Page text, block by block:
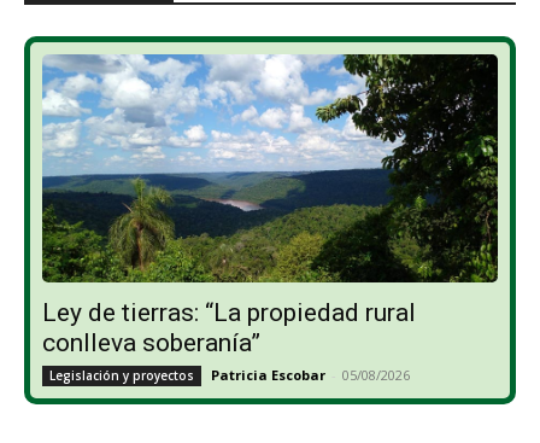
Ley de tierras: “La propiedad rural
conlleva soberanía”
Legislación y proyectos Patricia Escobar - 05/08/2026